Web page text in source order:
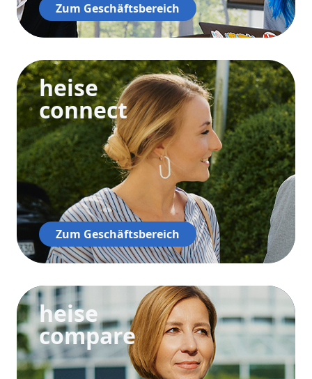
Zum Geschäftsbereich
heise
connect
Zum Geschäftsbereich
heise
compare